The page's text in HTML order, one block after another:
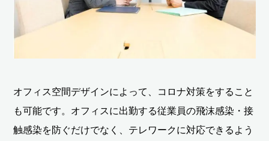
オフィス空間デザインによって、コロナ対策をすること
も可能です。オフィスに出勤する従業員の飛沫感染・接
触感染を防ぐだけでなく、テレワークに対応できるよう